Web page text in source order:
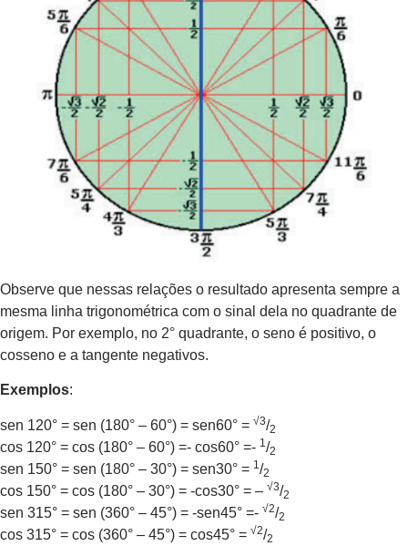
Observe que nessas relações o resultado apresenta sempre a
mesma linha trigonométrica com o sinal dela no quadrante de
origem. Por exemplo, no 2° quadrante, o seno é positivo, o
cosseno e a tangente negativos.
Exemplos:
sen 120° = sen (180° – 60°) = sen60° = √3/2
cos 120° = cos (180° – 60°) =- cos60° =- 1/2
sen 150° = sen (180° – 30°) = sen30° = 1/2
cos 150° = cos (180° – 30°) = -cos30° = – √3/2
sen 315° = sen (360° – 45°) = -sen45° =- √2/2
cos 315° = cos (360° – 45°) = cos45° = √2/2